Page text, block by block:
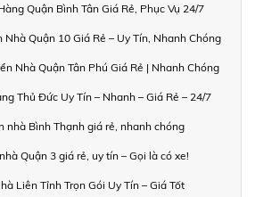
Quận Bình Tân Giá Rẻ, Phục Vụ 24/7
Nhà Quận 10 Giá Rẻ – Uy Tín, Nhanh Chóng
Nhà Quận Tân Phú Giá Rẻ | Nhanh Chóng
Thủ Đức Uy Tín – Nhanh – Giá Rẻ – 24/7
nhà Bình Thạnh giá rẻ, nhanh chóng
Quận 3 giá rẻ, uy tín – Gọi là có xe!
Liên Tỉnh Trọn Gói Uy Tín – Giá Tốt